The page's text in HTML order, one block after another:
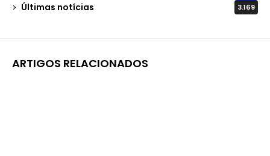
Últimas notícias 3.169
ARTIGOS RELACIONADOS